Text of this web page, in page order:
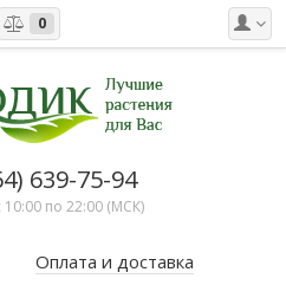
0
639-75-94
по 22:00 (МСК)
Оплата и доставка